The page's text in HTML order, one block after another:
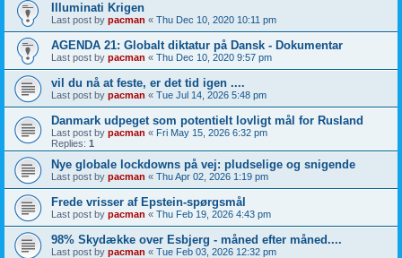
Illuminati Krigen
Last post by pacman « Thu Dec 10, 2020 10:11 pm
AGENDA 21: Globalt diktatur på Dansk - Dokumentar
Last post by pacman « Thu Dec 10, 2020 9:57 pm
vil du nå at feste, er det tid igen ....
Last post by pacman « Tue Jul 14, 2026 5:48 pm
Danmark udpeget som potentielt lovligt mål for Rusland
Last post by pacman « Fri May 15, 2026 6:32 pm
Replies: 1
Nye globale lockdowns på vej: pludselige og snigende
Last post by pacman « Thu Apr 02, 2026 1:19 pm
Frede vrisser af Epstein-spørgsmål
Last post by pacman « Thu Feb 19, 2026 4:43 pm
98% Skydække over Esbjerg - måned efter måned....
Last post by pacman « Tue Feb 03, 2026 12:32 pm